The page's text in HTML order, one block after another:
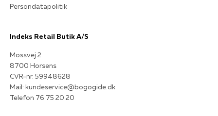
Persondatapolitik
Indeks Retail Butik A/S
Mossvej 2
8700 Horsens
CVR-nr. 59948628
Mail: kundeservice@bogogide.dk
Telefon 76 75 20 20